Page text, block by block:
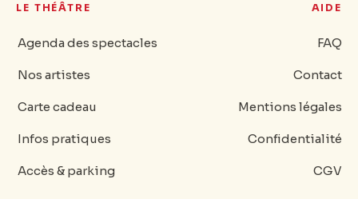
LE THÉÂTRE
Agenda des spectacles
Nos artistes
Carte cadeau
Infos pratiques
Accès & parking
AIDE
FAQ
Contact
Mentions légales
Confidentialité
CGV